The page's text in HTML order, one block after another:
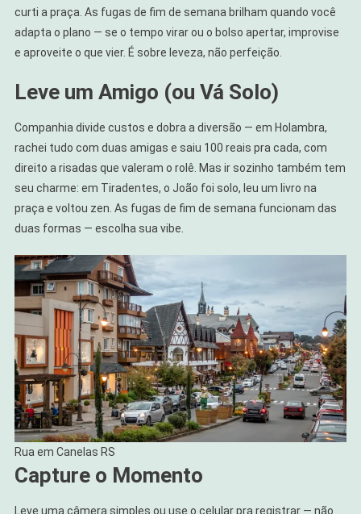
curti a praça. As fugas de fim de semana brilham quando você
adapta o plano — se o tempo virar ou o bolso apertar, improvise
e aproveite o que vier. É sobre leveza, não perfeição.
Leve um Amigo (ou Vá Solo)
Companhia divide custos e dobra a diversão — em Holambra,
rachei tudo com duas amigas e saiu 100 reais pra cada, com
direito a risadas que valeram o rolê. Mas ir sozinho também tem
seu charme: em Tiradentes, o João foi solo, leu um livro na
praça e voltou zen. As fugas de fim de semana funcionam das
duas formas — escolha sua vibe.
Rua em Canelas RS
Capture o Momento
Leve uma câmera simples ou use o celular pra registrar — não